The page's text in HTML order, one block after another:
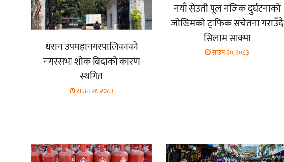
धरान उपमहानगरपालिकाको
नगरसभा शोक बिदाको कारण
स्थगित
साउन २१, २०८३
नयाँ सेउती पूल नजिक दुर्घटनाको
जोखिमको ट्राफिक सचेतना गराउँदै
सिलाम साक्मा
साउन २०, २०८३